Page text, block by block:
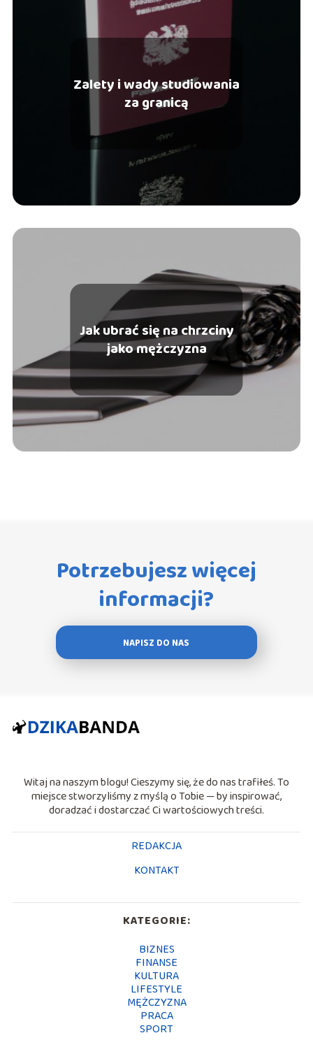
Zalety i wady studiowania
za granicą
Jak ubrać się na chrzciny
jako mężczyzna
Potrzebujesz więcej
informacji?
NAPISZ DO NAS
Witaj na naszym blogu! Cieszymy się, że do nas trafiłeś. To
miejsce stworzyliśmy z myślą o Tobie — by inspirować,
doradzać i dostarczać Ci wartościowych treści.
REDAKCJA
KONTAKT
KATEGORIE:
BIZNES
FINANSE
KULTURA
LIFESTYLE
MĘŻCZYZNA
PRACA
SPORT